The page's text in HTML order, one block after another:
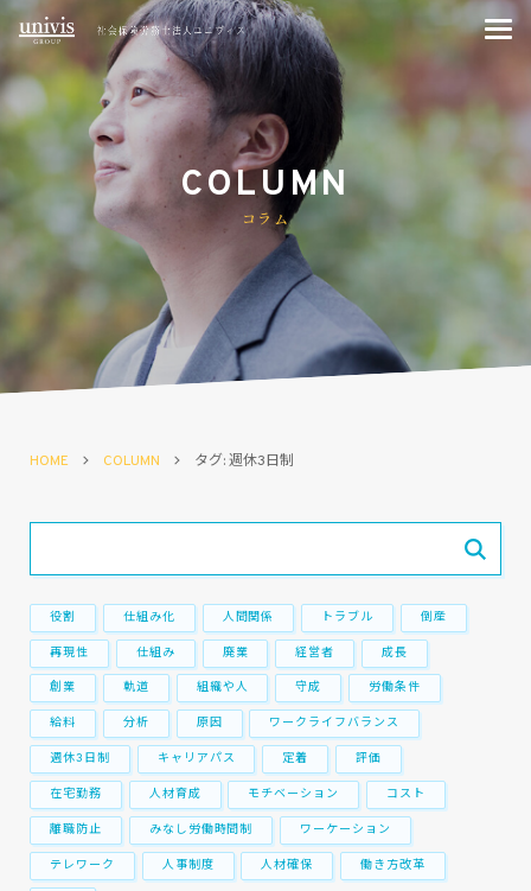
COLUMN
コラム
HOME COLUMN タグ: 週休3日制
役割 仕組み化 人間関係 トラブル 倒産
再現性 仕組み 廃業 経営者 成長
創業 軌道 組織や人 守成 労働条件
給料 分析 原因 ワークライフバランス
週休3日制 キャリアパス 定着 評価
在宅勤務 人材育成 モチベーション コスト
離職防止 みなし労働時間制 ワーケーション
テレワーク 人事制度 人材確保 働き方改革